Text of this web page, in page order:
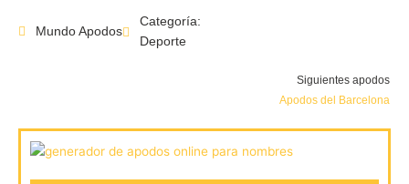
Mundo Apodos
Categoría:
Deporte
Siguientes apodos
Apodos del Barcelona